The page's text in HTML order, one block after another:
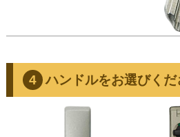
ハンドルをお選びくだ